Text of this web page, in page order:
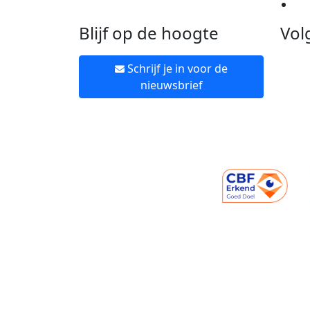
Blijf op de hoogte
Schrijf je in voor de
nieuwsbrief